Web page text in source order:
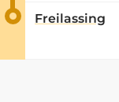
Freilassing